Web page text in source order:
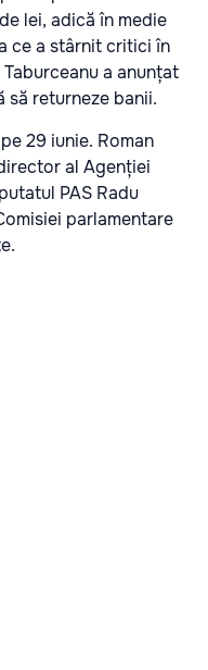
lei, adică în medie
ce a stârnit critici în
a anunțat
să returneze banii.
29 iunie. Roman
al Agenției
PAS Radu
parlamentare